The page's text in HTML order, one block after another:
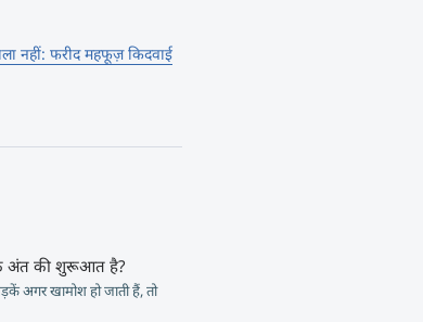
नहीं: फरीद महफूज़ किदवाई
के अंत की शुरूआत है?
अगर खामोश हो जाती हैं, तो